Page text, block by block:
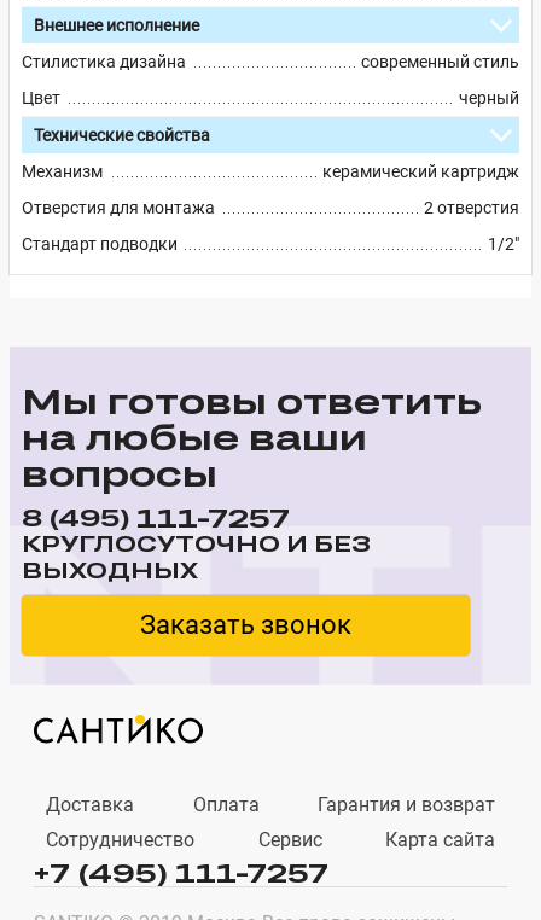
Внешнее исполнение
Стилистика дизайна
современный стиль
Цвет
черный
Технические свойства
Механизм
керамический картридж
Отверстия для монтажа
2 отверстия
Стандарт подводки
1/2"
Мы готовы ответить
на любые ваши
вопросы
8 (495) 111-7257
КРУГЛОСУТОЧНО И БЕЗ
ВЫХОДНЫХ
Заказать звонок
Доставка Оплата
Гарантия и возврат
Сотрудничество
Сервис Карта сайта
+7 (495) 111-7257